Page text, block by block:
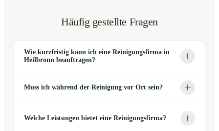
Häufig gestellte Fragen
Wie kurzfristig kann ich eine Reinigungsfirma in
Heilbronn beauftragen?
Muss ich während der Reinigung vor Ort sein?
Welche Leistungen bietet eine Reinigungsfirma?